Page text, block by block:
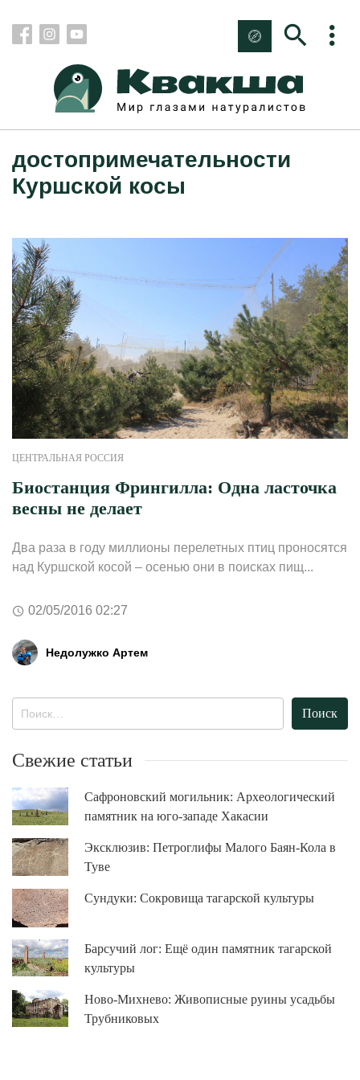
достопримечательности
Куршской косы
ЦЕНТРАЛЬНАЯ РОССИЯ
Биостанция Фрингилла: Одна ласточка
весны не делает
Два раза в году миллионы перелетных птиц проносятся
над Куршской косой – осенью они в поисках пищ...
02/05/2016 02:27
Недолужко Артем
Свежие статьи
Сафроновский могильник: Археологический
памятник на юго-западе Хакасии
Эксклюзив: Петроглифы Малого Баян-Кола в
Туве
Сундуки: Сокровища тагарской культуры
Барсучий лог: Ещё один памятник тагарской
культуры
Ново-Михнево: Живописные руины усадьбы
Трубниковых